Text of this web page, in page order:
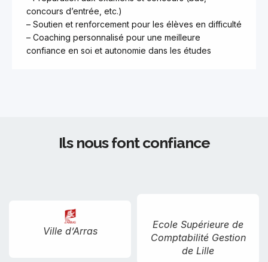
concours d’entrée, etc.)
– Soutien et renforcement pour les élèves en difficulté
– Coaching personnalisé pour une meilleure
confiance en soi et autonomie dans les études
Ils nous font confiance
Ville d’Arras
Ecole Supérieure de
Comptabilité Gestion
de Lille